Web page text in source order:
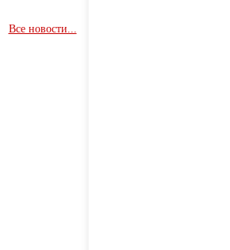
Все новости...